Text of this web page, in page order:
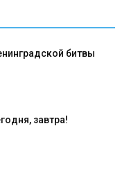
битвы
завтра!